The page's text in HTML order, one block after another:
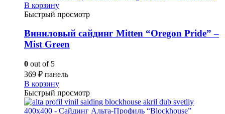
В корзину
Быстрый просмотр
Виниловый сайдинг Mitten “Oregon Pride” –
Mist Green
0 out of 5
369 ₽ панель
В корзину
Быстрый просмотр